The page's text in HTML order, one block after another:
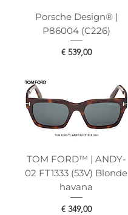
Porsche Design® |
P86004 (C226)
Prijs
€ 539,00
TOM FORD™ | ANDY-
02 FT1333 (53V) Blonde
havana
Prijs
€ 349,00